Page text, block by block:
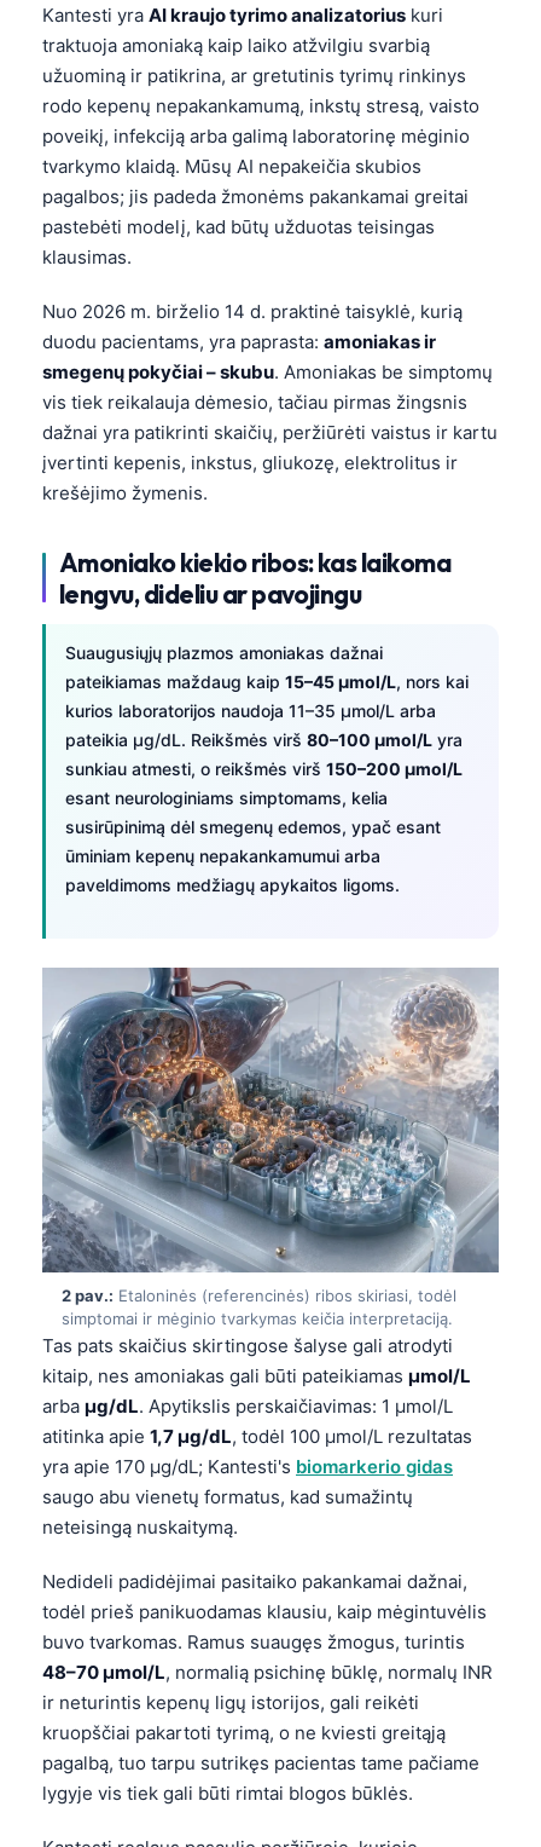
Kantesti yra AI kraujo tyrimo analizatorius kuri
traktuoja amoniaką kaip laiko atžvilgiu svarbią
užuominą ir patikrina, ar gretutinis tyrimų rinkinys
rodo kepenų nepakankamumą, inkstų stresą, vaisto
poveikį, infekciją arba galimą laboratorinę mėginio
tvarkymo klaidą. Mūsų AI nepakeičia skubios
pagalbos; jis padeda žmonėms pakankamai greitai
pastebėti modelį, kad būtų užduotas teisingas
klausimas.
Nuo 2026 m. birželio 14 d. praktinė taisyklė, kurią
duodu pacientams, yra paprasta: amoniakas ir
smegenų pokyčiai – skubu. Amoniakas be simptomų
vis tiek reikalauja dėmesio, tačiau pirmas žingsnis
dažnai yra patikrinti skaičių, peržiūrėti vaistus ir kartu
įvertinti kepenis, inkstus, gliukozę, elektrolitus ir
krešėjimo žymenis.
Amoniako kiekio ribos: kas laikoma
lengvu, dideliu ar pavojingu
Suaugusiųjų plazmos amoniakas dažnai
pateikiamas maždaug kaip 15–45 µmol/L, nors kai
kurios laboratorijos naudoja 11–35 µmol/L arba
pateikia µg/dL. Reikšmės virš 80–100 µmol/L yra
sunkiau atmesti, o reikšmės virš 150–200 µmol/L
esant neurologiniams simptomams, kelia
susirūpinimą dėl smegenų edemos, ypač esant
ūminiam kepenų nepakankamumui arba
paveldimoms medžiagų apykaitos ligoms.
2 pav.: Etaloninės (referencinės) ribos skiriasi, todėl
simptomai ir mėginio tvarkymas keičia interpretaciją.
Tas pats skaičius skirtingose šalyse gali atrodyti
kitaip, nes amoniakas gali būti pateikiamas µmol/L
arba µg/dL. Apytikslis perskaičiavimas: 1 µmol/L
atitinka apie 1,7 µg/dL, todėl 100 µmol/L rezultatas
yra apie 170 µg/dL; Kantesti's biomarkerio gidas
saugo abu vienetų formatus, kad sumažintų
neteisingą nuskaitymą.
Nedideli padidėjimai pasitaiko pakankamai dažnai,
todėl prieš panikuodamas klausiu, kaip mėgintuvėlis
buvo tvarkomas. Ramus suaugęs žmogus, turintis
48–70 µmol/L, normalią psichinę būklę, normalų INR
ir neturintis kepenų ligų istorijos, gali reikėti
kruopščiai pakartoti tyrimą, o ne kviesti greitąją
pagalbą, tuo tarpu sutrikęs pacientas tame pačiame
lygyje vis tiek gali būti rimtai blogos būklės.